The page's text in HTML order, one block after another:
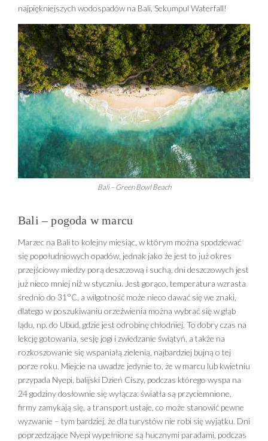
najpiękniejszych wodospadów na Bali, Sekumpul Waterfall!
Bali – Green Bowl Beach
Bali – pogoda w marcu
Marzec na Bali to kolejny miesiąc, w którym można spodziewać
się popołudniowych opadów, jednak jako że jest to już okres
przejściowy miedzy porą deszczową i suchą, dni deszczowych jest
już nieco mniej niż w styczniu. Jest gorąco, temperatura wzrasta
średnio do 31°C, a wilgotność może nieco dawać się we znaki,
dlatego w poszukiwaniu orzeźwienia można wybrać się w głąb
lądu, np. do Ubud, gdzie jest odrobinę chłodniej. To dobry czas na
lekcję gotowania, sesję jogi i zwiedzanie świątyń, a także na
rozkoszowanie się wspaniałą zielenią, najbardziej bujną o tej
porze roku. Miejcie na uwadze jedynie to, że w marcu lub kwietniu
przypada Nyepi, balijski Dzień Ciszy, podczas którego wyspa na
24 godziny dosłownie się wyłącza: światła są przyciemnione,
firmy zamykają się, a transport ustaje, co może stanowić pewne
wyzwanie – tym bardziej, że dla turystów nie robi się wyjątku. Dni
poprzedzające Nyepi wypełnione są hucznymi paradami, podczas